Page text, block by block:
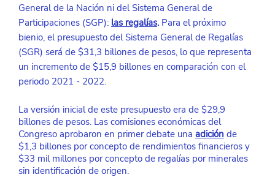
General de la Nación ni del Sistema General de
Participaciones (SGP): las regalías. Para el próximo
bienio, el presupuesto del Sistema General de Regalías
(SGR) será de $31,3 billones de pesos, lo que representa
un incremento de $15,9 billones en comparación con el
periodo 2021 - 2022.
La versión inicial de este presupuesto era de $29,9
billones de pesos. Las comisiones económicas del
Congreso aprobaron en primer debate una adición de
$1,3 billones por concepto de rendimientos financieros y
$33 mil millones por concepto de regalías por minerales
sin identificación de origen.